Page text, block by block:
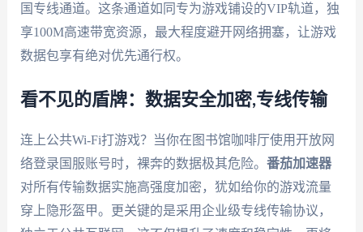
国专线通道。这条通道如同专为游戏铺设的VIP轨道，独
享100M高速带宽资源，最大程度避开网络拥塞，让游戏
数据包享有绝对优先通行权。
看不见的盾牌：数据安全加密,专线传输
连上公共Wi-Fi打游戏？当你在图书馆咖啡厅使用开放网
络登录国服账号时，裸奔的数据极其危险。 番茄加速器
对所有传输数据实施高强度加密，犹如给你的游戏流量
穿上隐形盔甲。更关键的是采用企业级专线传输协议，